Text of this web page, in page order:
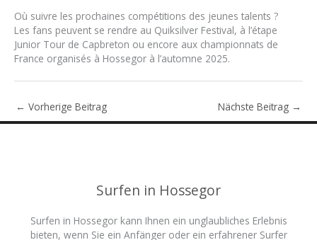
Où suivre les prochaines compétitions des jeunes talents ?
Les fans peuvent se rendre au Quiksilver Festival, à l’étape
Junior Tour de Capbreton ou encore aux championnats de
France organisés à Hossegor à l’automne 2025.
← Vorherige Beitrag Nächste Beitrag →
Surfen in Hossegor
Surfen in Hossegor kann Ihnen ein unglaubliches Erlebnis
bieten, wenn Sie ein Anfänger oder ein erfahrener Surfer